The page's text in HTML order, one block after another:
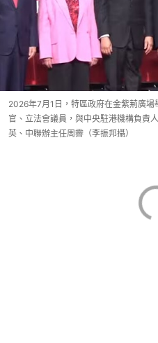
2026年7月1日，特區政府在金紫荊廣
官、立法會議員，與中央駐港機構負責
英、中聯辦主任周霽（李振邦攝）